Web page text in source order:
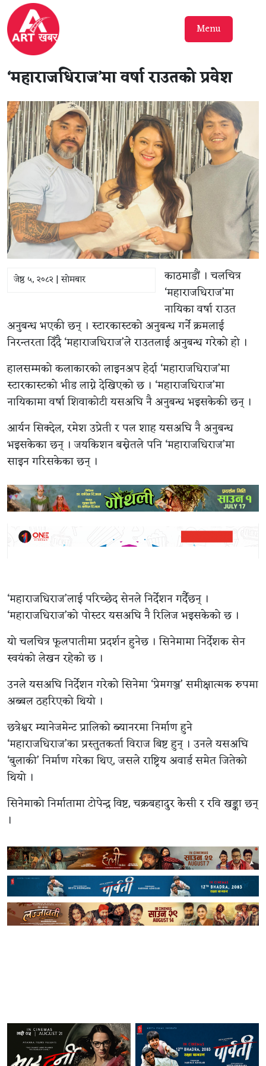
Menu
‘महाराजधिराज’मा वर्षा राउतको प्रवेश
जेष्ठ ५, २०८२ | सोमबार
काठमाडौं । चलचित्र
‘महाराजधिराज’मा
नायिका वर्षा राउत
अनुबन्ध भएकी छन् । स्टारकास्टको अनुबन्ध गर्ने क्रमलाई
निरन्तरता दिँदै ‘महाराजधिराज’ले राउतलाई अनुबन्ध गरेको हो ।
हालसम्मको कलाकारको लाइनअप हेर्दा ‘महाराजधिराज’मा
स्टारकास्टको भीड लाग्ने देखिएको छ । ‘महाराजधिराज’मा
नायिकामा वर्षा शिवाकोटी यसअघि नै अनुबन्ध भइसकेकी छन् ।
आर्यन सिक्देल, रमेश उप्रेती र पल शाह यसअघि नै अनुबन्ध
भइसकेका छन् । जयकिशन बस्नेतले पनि ‘महाराजधिराज’मा
साइन गरिसकेका छन् ।
‘महाराजधिराज’लाई परिच्छेद सेनले निर्देशन गर्दैछन् ।
‘महाराजधिराज’को पोस्टर यसअघि नै रिलिज भइसकेको छ ।
यो चलचित्र फूलपातीमा प्रदर्शन हुनेछ । सिनेमामा निर्देशक सेन
स्वयंको लेखन रहेको छ ।
उनले यसअघि निर्देशन गरेको सिनेमा ‘प्रेमगञ्ज’ समीक्षात्मक रुपमा
अब्बल ठहरिएको थियो ।
छत्रेश्वर म्यानेजमेन्ट प्रालिको ब्यानरमा निर्माण हुने
‘महाराजधिराज’का प्रस्तुतकर्ता विराज बिष्ट हुन् । उनले यसअघि
‘बुलाकी’ निर्माण गरेका थिए, जसले राष्ट्रिय अवार्ड समेत जितेको
थियो ।
सिनेमाको निर्मातामा टोपेन्द्र विष्ट, चक्रबहादुर केसी र रवि खड्का छन्
।